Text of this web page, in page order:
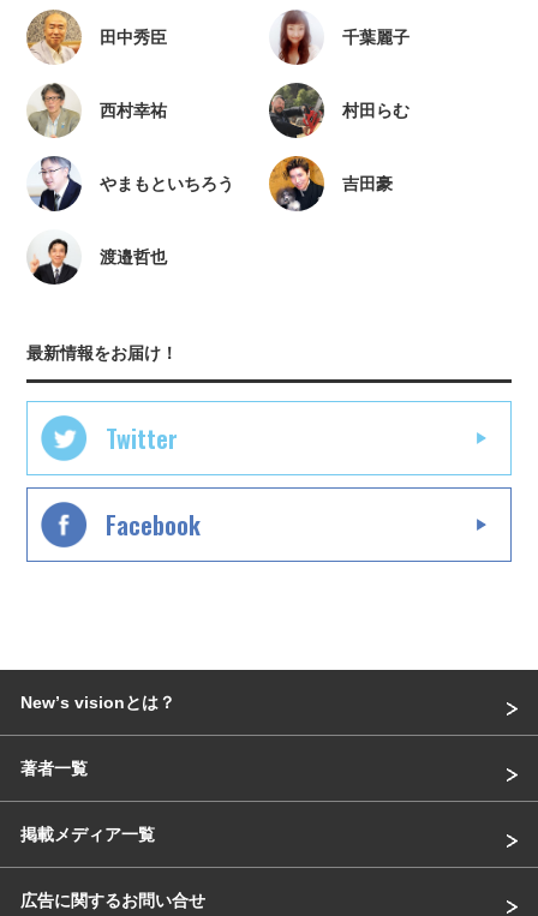
田中秀臣 千葉麗子
西村幸祐 村田らむ
やまもといちろう 吉田豪
渡邉哲也
最新情報をお届け！
Twitter
Facebook
Newʼs visionとは？
著者一覧
掲載メディア一覧
広告に関するお問い合せ